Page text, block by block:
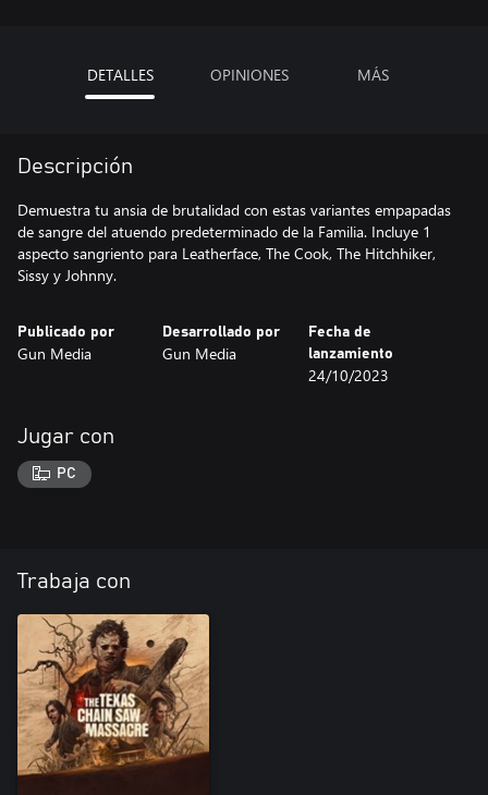
DETALLES OPINIONES MÁS
Descripción
Demuestra tu ansia de brutalidad con estas variantes empapadas
de sangre del atuendo predeterminado de la Familia. Incluye 1
aspecto sangriento para Leatherface, The Cook, The Hitchhiker,
Sissy y Johnny.
Publicado por
Gun Media
Desarrollado por
Gun Media
Fecha de
lanzamiento
24/10/2023
Jugar con
PC
Trabaja con